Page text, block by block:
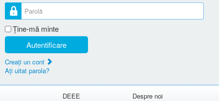
Parolă
Ţine-mă minte
Autentificare
Creaţi un cont
Aţi uitat parola?
DEEE Despre noi